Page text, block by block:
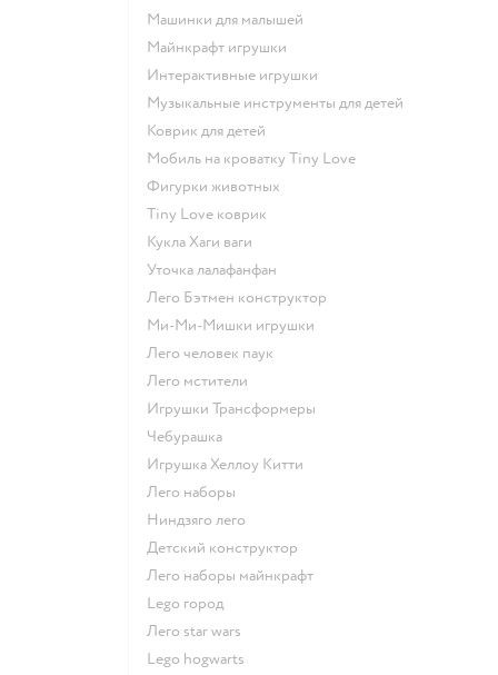
Машинки для малышей
Майнкрафт игрушки
Интерактивные игрушки
Музыкальные инструменты для детей
Коврик для детей
Мобиль на кроватку Tiny Love
Фигурки животных
Tiny Love коврик
Кукла Хаги ваги
Уточка лалафанфан
Лего Бэтмен конструктор
Ми-Ми-Мишки игрушки
Лего человек паук
Лего мстители
Игрушки Трансформеры
Чебурашка
Игрушка Хеллоу Китти
Лего наборы
Ниндзяго лего
Детский конструктор
Лего наборы майнкрафт
Lego город
Лего star wars
Lego hogwarts